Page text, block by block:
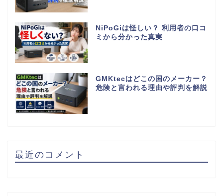
NiPoGiは怪しい？ 利用者の口コ
ミから分かった真実
GMKtecはどこの国のメーカー？
危険と言われる理由や評判を解説
最近のコメント